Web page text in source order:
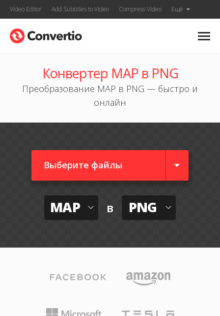
Video Editor Add Subtitles to Video Compress Video Ещё
Конвертер MAP в PNG
Преобразование MAP в PNG — быстро и
онлайн
Выберите файлы
MAP в PNG